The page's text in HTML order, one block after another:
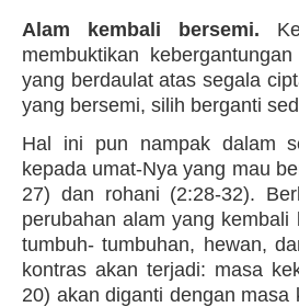
Alam kembali bersemi.
membuktikan
yang berdaulat atas segala
yang bersemi, silih berganti
Hal ini pun nampak dalam
kepada umat-Nya yang mau
27) dan rohani (2:28-32).
perubahan alam yang
tumbuh- tumbuhan, hewan,
kontras akan terjadi: masa
20) akan diganti dengan